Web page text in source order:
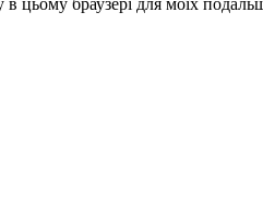
цьому браузері для моїх